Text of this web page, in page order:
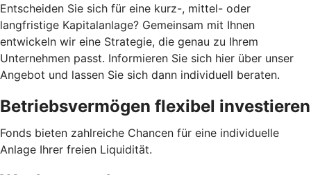
Entscheiden Sie sich für eine kurz-, mittel- oder
langfristige Kapitalanlage? Gemeinsam mit Ihnen
entwickeln wir eine Strategie, die genau zu Ihrem
Unternehmen passt. Informieren Sie sich hier über unser
Angebot und lassen Sie sich dann individuell beraten.
Betriebsvermögen flexibel investieren
Fonds bieten zahlreiche Chancen für eine individuelle
Anlage Ihrer freien Liquidität.